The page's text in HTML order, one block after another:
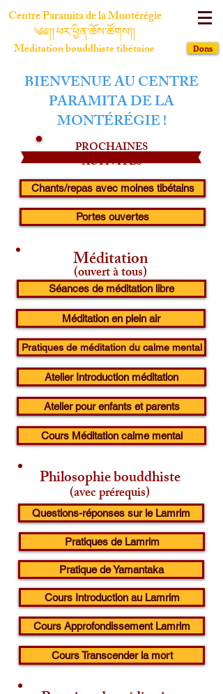
Centre Paramita de la Montérégie
༄༅།། ཕར་ཕྱིན་ཆོས་ཚོགས།།
Méditation bouddhiste tibétaine Dons
BIENVENUE AU CENTRE
PARAMITA DE LA
MONTÉRÉGIE !
PROCHAINES
ACTIVITÉS
Chants/repas avec moines tibétains
Portes ouvertes
Méditation
(ouvert à tous)
Séances de méditation libre
Méditation en plein air
Pratiques de méditation du calme mental
Atelier Introduction méditation
Atelier pour enfants et parents
Cours Méditation calme mental
Philosophie bouddhiste
(avec prérequis)
Pratiques de Lamrim
Pratique de Yamantaka
Cours Introduction au Lamrim
Cours Approfondissement Lamrim
Questions-réponses sur le Lamrim
Cours Transcender la mort